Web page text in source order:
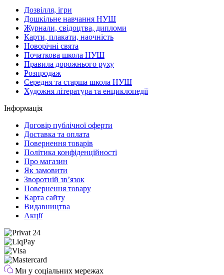
Дозвілля, ігри
Дошкільне навчання НУШ
Журнали, свідоцтва, дипломи
Карти, плакати, наочність
Новорічні свята
Початкова школа НУШ
Правила дорожнього руху
Розпродаж
Середня та старша школа НУШ
Художня література та енциклопедії
Інформація
Договір публічної оферти
Доставка та оплата
Повернення товарів
Політика конфіденційності
Про магазин
Як замовити
Зворотній зв’язок
Повернення товару
Карта сайту
Видавництва
Акції
Ми у соціальних мережах